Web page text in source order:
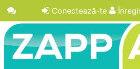
Conectează-te